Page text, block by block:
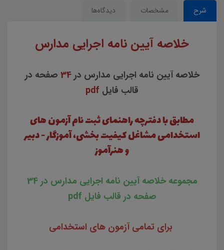
شرح مشخصات دیدگاه‌ها
خلاصه آیین نامه اجرایی مدارس
خلاصه آیین نامه اجرایی مدارس در34 صفحه در
قالب فایل pdf
مطابق با دفترچه راهنمای ثبت نام آزمون های
استخدامی مشاغل کیفیت بخشی، آموزگار - دبیر
و هنرآموز
مجموعه خلاصه آیین نامه اجرایی مدارس در 34
صفحه در قالب فایل pdf
برای تمامی آزمون های استخدامی